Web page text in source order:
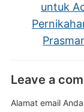
untuk
Leave a
Alamat email